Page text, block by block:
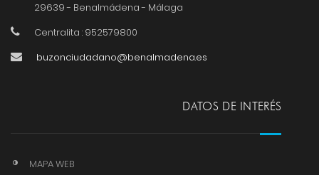
29639 - Benalmádena - Málaga
Centralita : 952579800
buzonciudadano@benalmadena.es
DATOS DE INTERÉS
MAPA WEB